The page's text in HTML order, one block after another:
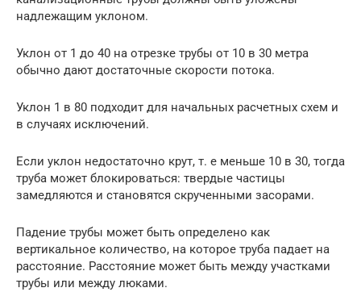
надлежащим уклоном.
Уклон от 1 до 40 на отрезке трубы от 10 в 30 метра
обычно дают достаточные скорости потока.
Уклон 1 в 80 подходит для начальных расчетных схем и
в случаях исключений.
Если уклон недостаточно крут, т. е меньше 10 в 30, тогда
труба может блокироваться: твердые частицы
замедляются и становятся скрученными засорами.
Падение трубы может быть определено как
вертикальное количество, на которое труба падает на
расстояние. Расстояние может быть между участками
трубы или между люками.